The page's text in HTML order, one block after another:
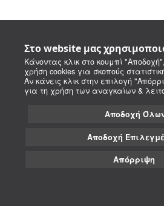
Στο website μας
Κάνοντας κλικ στο κουμπί
χρήση cookies για σκοπούς
Αν κάνεις κλικ στην επιλογή
για τη χρήση των αναγκαίων &
Αποδοχή
Αποδοχή
Απόρριψη